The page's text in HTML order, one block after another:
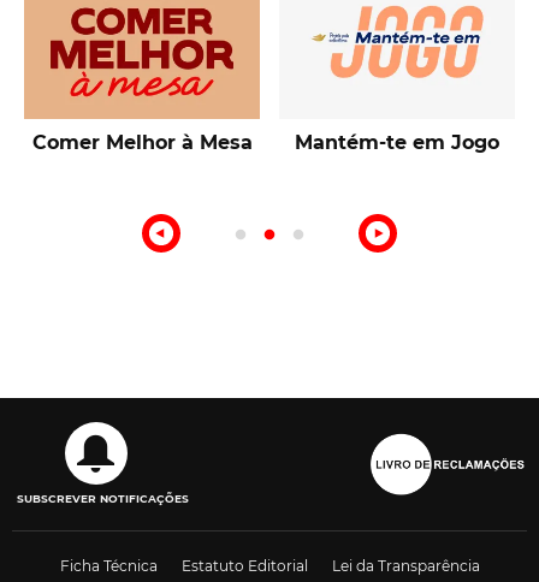
Comer Melhor à Mesa Mantém-te em Jogo
SUBSCREVER NOTIFICAÇÕES
Ficha Técnica Estatuto Editorial Lei da Transparência